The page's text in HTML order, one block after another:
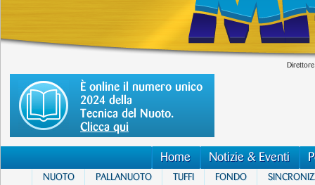
È online il numero unico
2024 della
Tecnica del Nuoto.
Clicca qui
Home Notizie & Eventi
NUOTO PALLANUOTO TUFFI FONDO